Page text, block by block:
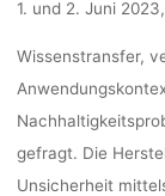
1. und 2. Juni
Wissenstransfer,
gefragt. Die
Unsicherheit